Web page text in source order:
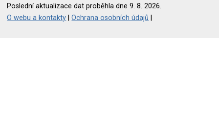
Poslední aktualizace dat proběhla dne 9. 8. 2026.
O webu a kontakty |Ochrana osobních údajů